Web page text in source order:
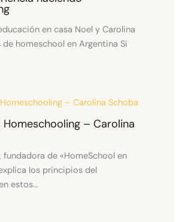
en casa Noel y Carolina
homeschool en Argentina Si
Homeschooling – Carolina
fundadora de «HomeSchool en
los principios del
estos…